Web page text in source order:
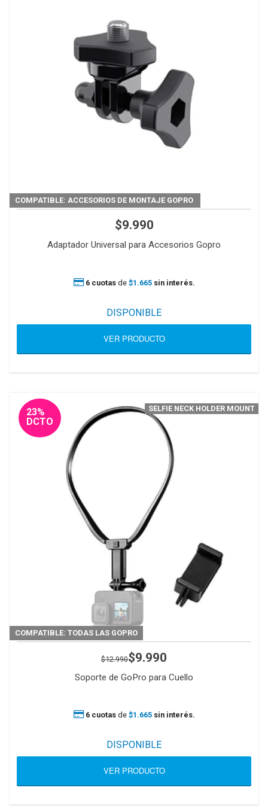
COMPATIBLE: ACCESORIOS DE MONTAJE GOPRO
$9.990
Adaptador Universal para Accesorios Gopro
6 cuotasde $1.665 sin interés.
DISPONIBLE
VER PRODUCTO
COMPATIBLE: TODAS LAS GOPRO
23%
DCTO
$12.990$9.990
Soporte de GoPro para Cuello
SELFIE NECK HOLDER MOUNT
6 cuotasde $1.665 sin interés.
DISPONIBLE
VER PRODUCTO